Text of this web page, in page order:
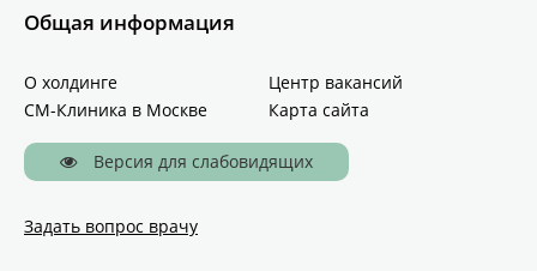
Общая информация
О холдинге
Центр вакансий
СМ-Клиника в Москве
Карта сайта
Версия для слабовидящих
Задать вопрос врачу